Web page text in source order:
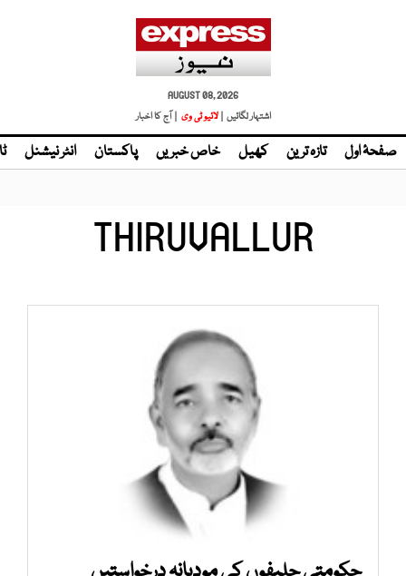
AUGUST 08, 2026
اشتہار لگائیں | لائیو ٹی وی | آج کا اخبار
صفحۂ اول تازہ ترین کھیل خاص خبریں پاکستان انٹر نیشنل
THIRUVALLUR